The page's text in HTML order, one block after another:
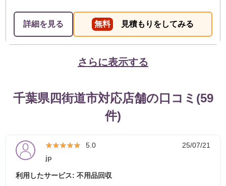
詳細を見る 無料 見積もりをしてみる
さらに表示する
千葉県四街道市対応店舗の口コミ(59
件)
★★★★★
★★★★★ 5.0
25/07/21
jp
利用したサービス: 不用品回収